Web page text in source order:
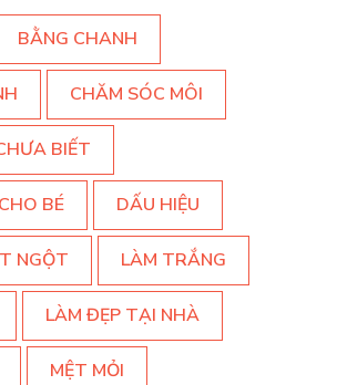
BẰNG CHANH
CHĂM SÓC MÔI
BIẾT
BÉ DẤU HIỆU
NGỘT LÀM TRẮNG
LÀM ĐẸP TẠI NHÀ
MỆT MỎI